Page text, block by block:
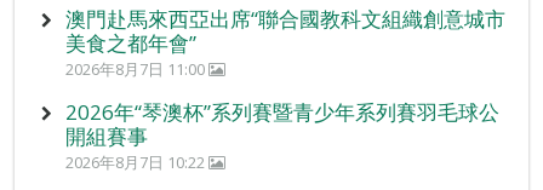
澳門赴馬來西亞出席“聯合國教科文組織創意城市
美食之都年會”
2026年8月7日 11:00
2026年“琴澳杯”系列賽暨青少年系列賽羽毛球公
開組賽事
2026年8月7日 10:22